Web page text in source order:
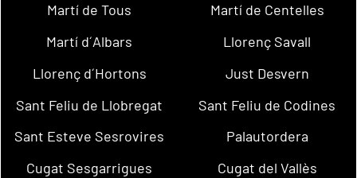
Martí de Tous
Martí de Centelles
Martí d´Albars
Llorenç Savall
Llorenç d´Hortons
Just Desvern
Sant Feliu de Llobregat
Sant Feliu de Codines
Sant Esteve Sesrovires
Palautordera
Cugat Sesgarrigues
Cugat del Vallès